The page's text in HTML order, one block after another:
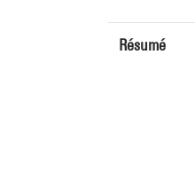
Résumé